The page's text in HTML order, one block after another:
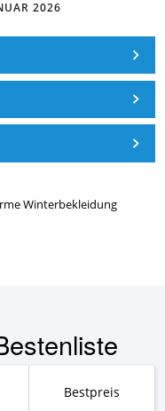
Winterbekleidung
2026
Bestpreis